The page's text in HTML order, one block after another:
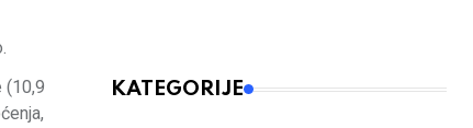
(10,9
KATEGORIJE